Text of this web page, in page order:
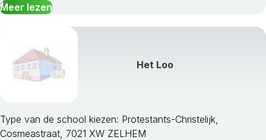
Meer lezen
Het Loo
Type van de school kiezen: Protestants-Christelijk,
Cosmeastraat, 7021 XW ZELHEM